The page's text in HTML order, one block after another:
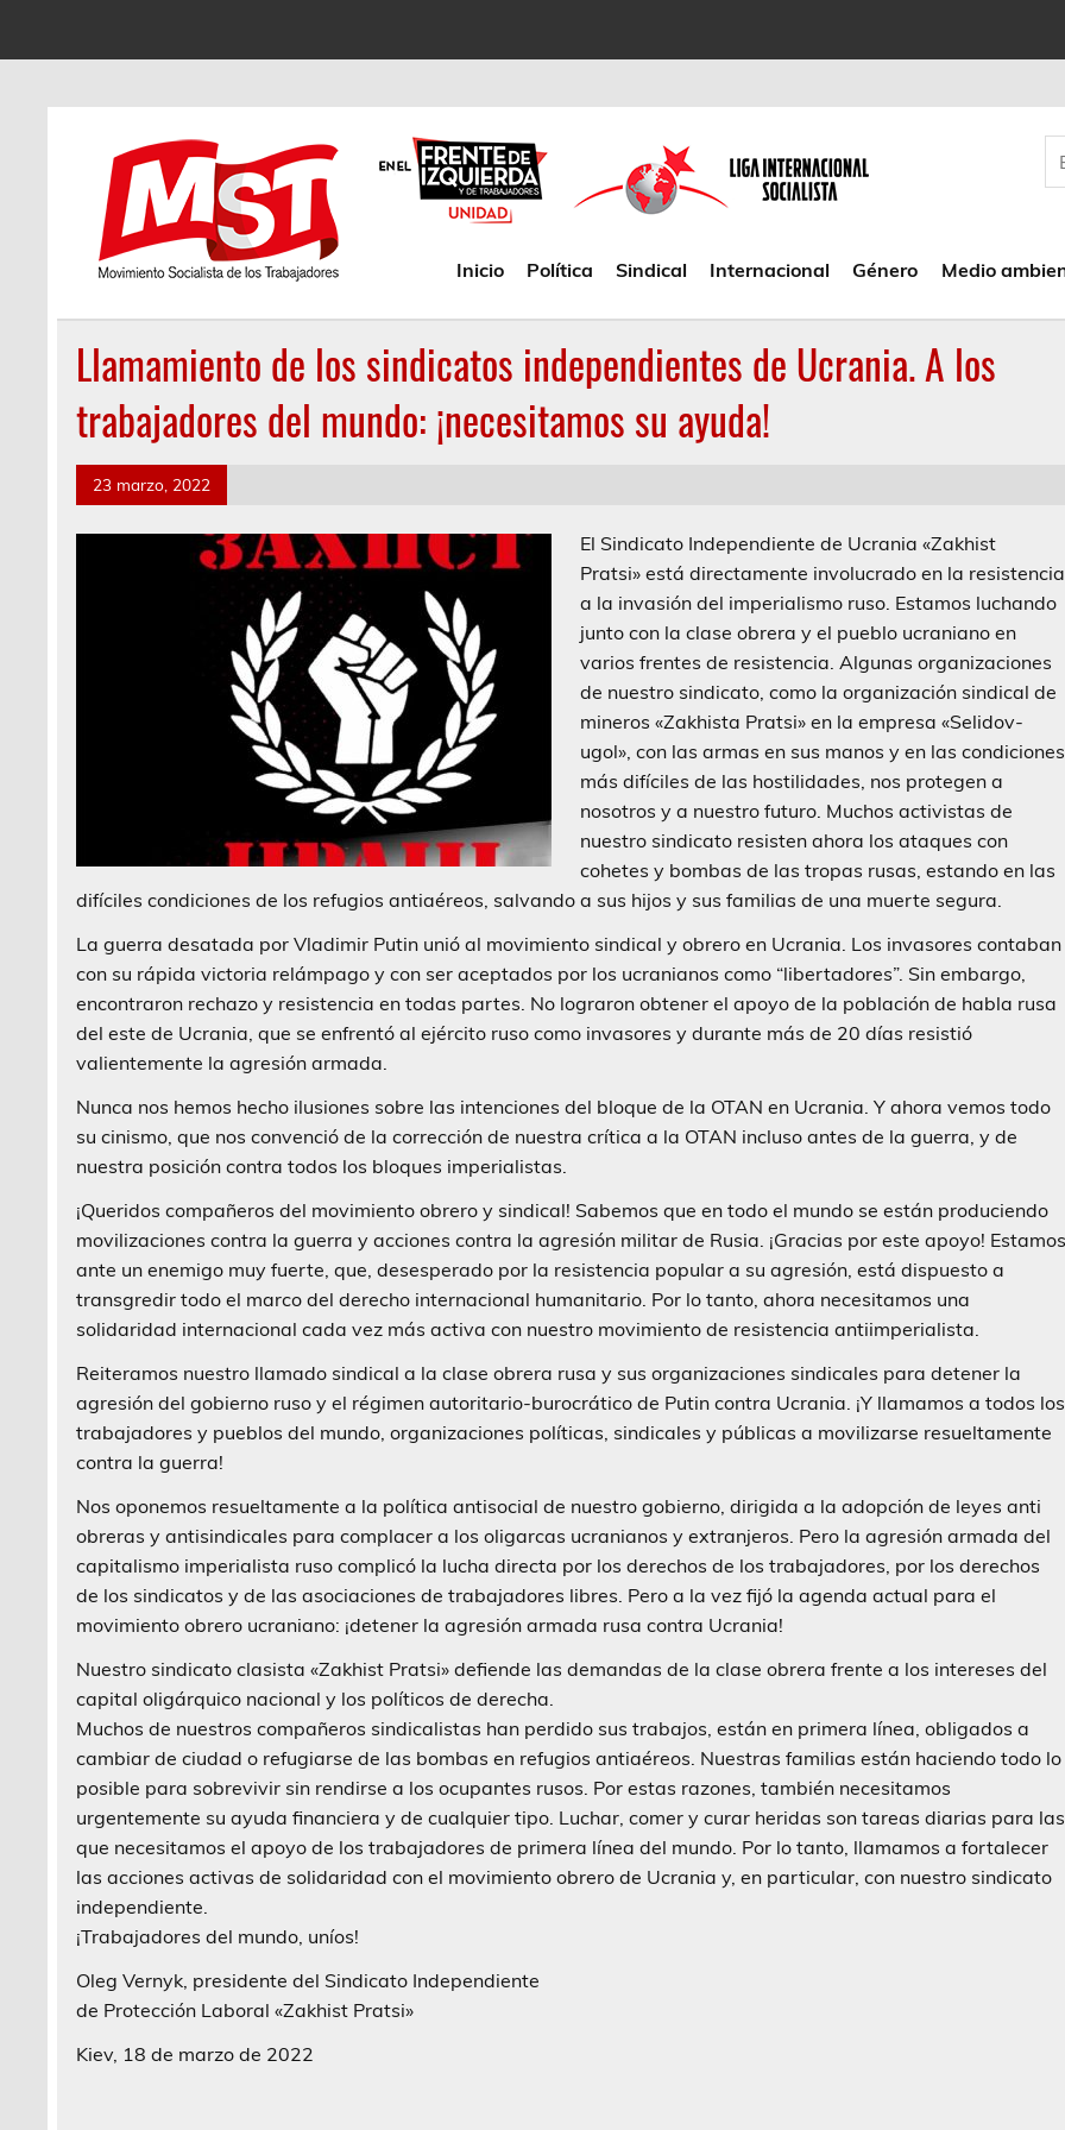
Inicio Política Sindical Internacional Género Medio
Llamamiento de los sindicatos independientes de Ucrania. A los
trabajadores del mundo: ¡necesitamos su ayuda!
23 marzo, 2022
El Sindicato Independiente de Ucrania «Zakhist
Pratsi» está directamente involucrado en la resistencia
a la invasión del imperialismo ruso. Estamos luchando
junto con la clase obrera y el pueblo ucraniano en
varios frentes de resistencia. Algunas organizaciones
de nuestro sindicato, como la organización sindical de
mineros «Zakhista Pratsi» en la empresa «Selidov-
ugol», con las armas en sus manos y en las condiciones
más difíciles de las hostilidades, nos protegen a
nosotros y a nuestro futuro. Muchos activistas de
nuestro sindicato resisten ahora los ataques con
cohetes y bombas de las tropas rusas, estando en las
difíciles condiciones de los refugios antiaéreos, salvando a sus hijos y sus familias de una muerte segura.
La guerra desatada por Vladimir Putin unió al movimiento sindical y obrero en Ucrania. Los invasores contaban
con su rápida victoria relámpago y con ser aceptados por los ucranianos como “libertadores”. Sin embargo,
encontraron rechazo y resistencia en todas partes. No lograron obtener el apoyo de la población de habla rusa
del este de Ucrania, que se enfrentó al ejército ruso como invasores y durante más de 20 días resistió
valientemente la agresión armada.
Nunca nos hemos hecho ilusiones sobre las intenciones del bloque de la OTAN en Ucrania. Y ahora vemos todo
su cinismo, que nos convenció de la corrección de nuestra crítica a la OTAN incluso antes de la guerra, y de
nuestra posición contra todos los bloques imperialistas.
¡Queridos compañeros del movimiento obrero y sindical! Sabemos que en todo el mundo se están produciendo
movilizaciones contra la guerra y acciones contra la agresión militar de Rusia. ¡Gracias por este apoyo!
ante un enemigo muy fuerte, que, desesperado por la resistencia popular a su agresión, está dispuesto a
transgredir todo el marco del derecho internacional humanitario. Por lo tanto, ahora necesitamos una
solidaridad internacional cada vez más activa con nuestro movimiento de resistencia antiimperialista.
Reiteramos nuestro llamado sindical a la clase obrera rusa y sus organizaciones sindicales para detener la
agresión del gobierno ruso y el régimen autoritario-burocrático de Putin contra Ucrania. ¡Y llamamos a todos los
trabajadores y pueblos del mundo, organizaciones políticas, sindicales y públicas a movilizarse resueltamente
contra la guerra!
Nos oponemos resueltamente a la política antisocial de nuestro gobierno, dirigida a la adopción de leyes anti
obreras y antisindicales para complacer a los oligarcas ucranianos y extranjeros. Pero la agresión armada del
capitalismo imperialista ruso complicó la lucha directa por los derechos de los trabajadores, por los derechos
de los sindicatos y de las asociaciones de trabajadores libres. Pero a la vez fijó la agenda actual para el
movimiento obrero ucraniano: ¡detener la agresión armada rusa contra Ucrania!
Nuestro sindicato clasista «Zakhist Pratsi» defiende las demandas de la clase obrera frente a los intereses del
capital oligárquico nacional y los políticos de derecha.
Muchos de nuestros compañeros sindicalistas han perdido sus trabajos, están en primera línea, obligados a
cambiar de ciudad o refugiarse de las bombas en refugios antiaéreos. Nuestras familias están haciendo todo lo
posible para sobrevivir sin rendirse a los ocupantes rusos. Por estas razones, también necesitamos
urgentemente su ayuda financiera y de cualquier tipo. Luchar, comer y curar heridas son tareas diarias para las
que necesitamos el apoyo de los trabajadores de primera línea del mundo. Por lo tanto, llamamos a fortalecer
las acciones activas de solidaridad con el movimiento obrero de Ucrania y, en particular, con nuestro sindicato
independiente.
¡Trabajadores del mundo, uníos!
Oleg Vernyk, presidente del Sindicato Independiente
de Protección Laboral «Zakhist Pratsi»
Kiev, 18 de marzo de 2022